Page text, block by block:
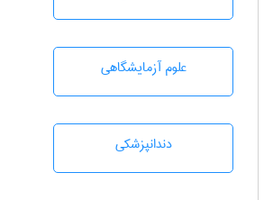
علوم آزمايشگاهی
دندانپزشكی